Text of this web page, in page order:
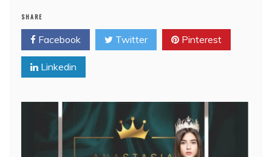
SHARE
Facebook Twitter Pinterest
Linkedin